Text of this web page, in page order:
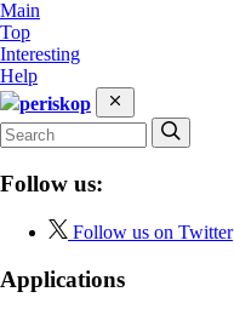
Main
Top
Interesting
Help
periskop
Follow us:
Follow us on Twitter
Applications